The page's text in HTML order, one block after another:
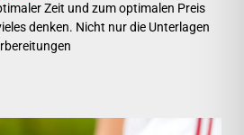
Zeit und zum optimalen Preis
denken. Nicht nur die Unterlagen